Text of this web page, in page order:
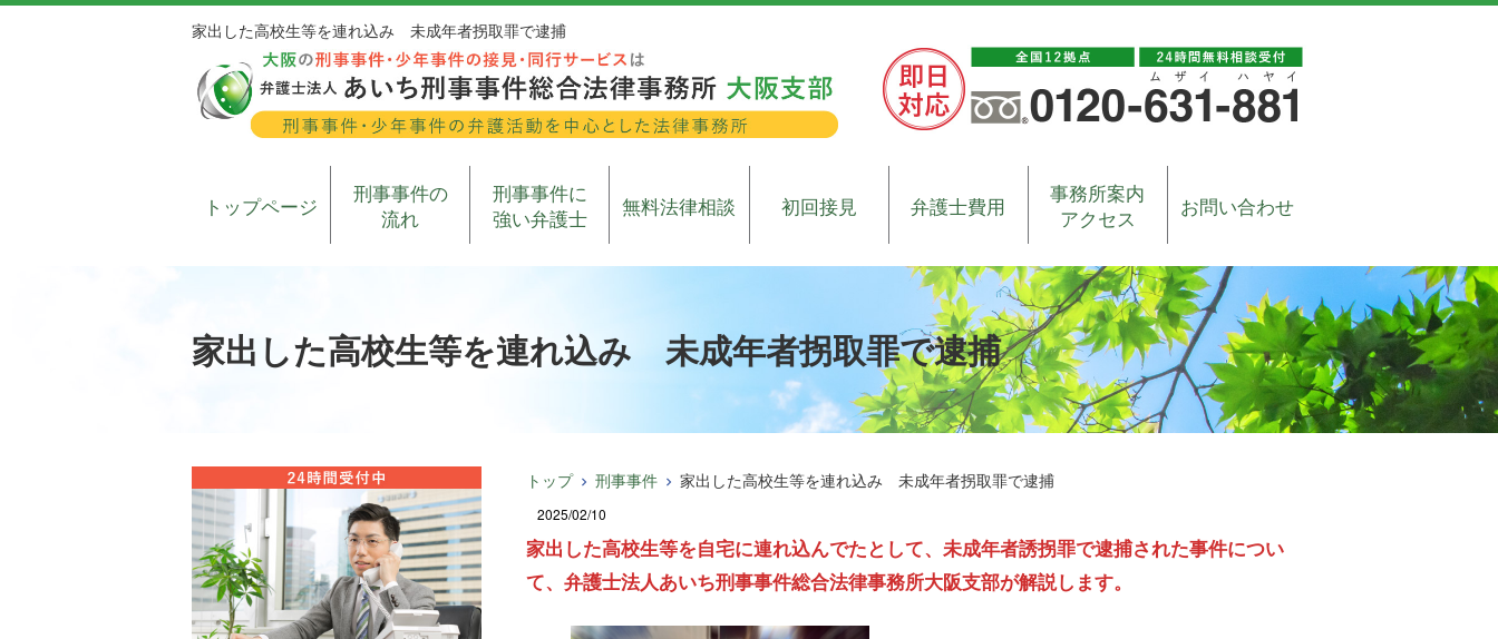
家出した高校生等を連れ込み 未成年者拐取罪で逮捕
トップページ
刑事事件の
流れ
刑事事件に
強い弁護士
無料法律相談 初回接見 弁護士費用
事務所案内
アクセス
お問い合わせ
家出した高校生等を連れ込み 未成年者拐取罪で逮捕
トップ 刑事事件 家出した高校生等を連れ込み 未成年者拐取罪で逮捕
2025/02/10
家出した高校生等を自宅に連れ込んでたとして、未成年者誘拐罪で逮捕された事件につい
て、弁護士法人あいち刑事事件総合法律事務所大阪支部が解説します。